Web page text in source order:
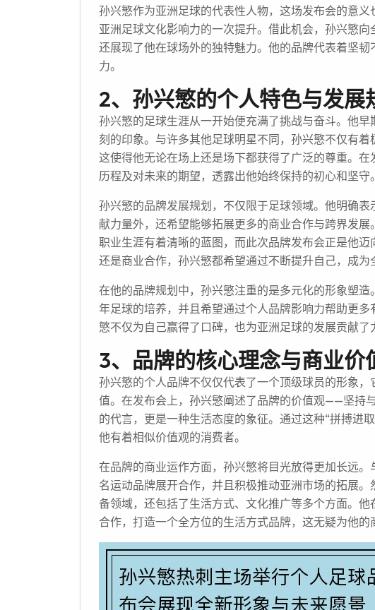
孙兴慜作为亚洲足球的代表性人物，这场发布会的意
亚洲足球文化影响力的一次提升。借此机会，孙兴慜向
还展现了他在球场外的独特魅力。他的品牌代表着坚
力。
2、孙兴慜的个人特色与发展
孙兴慜的足球生涯从一开始便充满了挑战与奋斗。他
刻的印象。与许多其他足球明星不同，孙兴慜不仅有着
这使得他无论在场上还是场下都获得了广泛的尊重。
历程及对未来的期望，透露出他始终保持的初心和坚守。
孙兴慜的品牌发展规划，不仅限于足球领域。他明确
献力量外，还希望能够拓展更多的商业合作与跨界发
职业生涯有着清晰的蓝图，而此次品牌发布会正是他
还是商业合作，孙兴慜都希望通过不断提升自己，成为
在他的品牌规划中，孙兴慜注重的是多元化的形象塑
年足球的培养，并且希望通过个人品牌影响力帮助更
慜不仅为自己赢得了口碑，也为亚洲足球的发展贡献了
3、品牌的核心理念与商业价
孙兴慜的个人品牌不仅仅代表了一个顶级球员的形象
值。在发布会上，孙兴慜阐述了品牌的价值观——坚持
的代言，更是一种生活态度的象征。通过这种“拼搏进
他有着相似价值观的消费者。
在品牌的商业运作方面，孙兴慜将目光放得更加长远
名运动品牌展开合作，并且积极推动亚洲市场的拓展
备领域，还包括了生活方式、文化推广等多个方面。
合作，打造一个全方位的生活方式品牌，这无疑为他的